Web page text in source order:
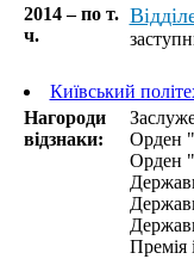
2014 – по т.
ч.
Київський
Нагороди
відзнаки:
Орден
Орден
Премія